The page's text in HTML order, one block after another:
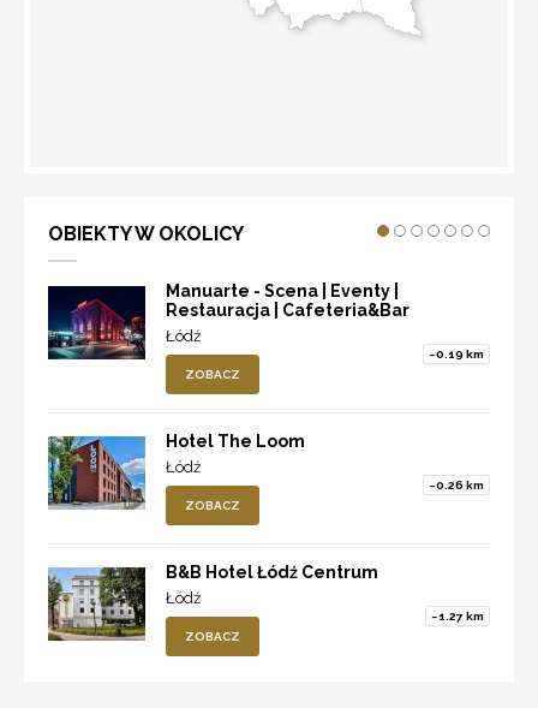
OBIEKTY W OKOLICY
Manuarte - Scena | Eventy |
Restauracja | Cafeteria&Bar
Łódź
~0.19 km
ZOBACZ
Hotel The Loom
Łódź
~0.26 km
ZOBACZ
B&B Hotel Łódź Centrum
Łódź
~1.27 km
ZOBACZ